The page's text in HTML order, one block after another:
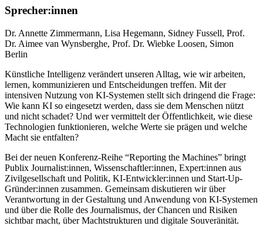
Sprecher:innen
Dr. Annette Zimmermann, Lisa Hegemann, Sidney Fussell, Prof.
Dr. Aimee van Wynsberghe, Prof. Dr. Wiebke Loosen, Simon
Berlin
Künstliche Intelligenz verändert unseren Alltag, wie wir arbeiten,
lernen, kommunizieren und Entscheidungen treffen. Mit der
intensiven Nutzung von KI-Systemen stellt sich dringend die Frage:
Wie kann KI so eingesetzt werden, dass sie dem Menschen nützt
und nicht schadet? Und wer vermittelt der Öffentlichkeit, wie diese
Technologien funktionieren, welche Werte sie prägen und welche
Macht sie entfalten?
Bei der neuen Konferenz-Reihe “Reporting the Machines” bringt
Publix Journalist:innen, Wissenschaftler:innen, Expert:innen aus
Zivilgesellschaft und Politik, KI-Entwickler:innen und Start-Up-
Gründer:innen zusammen. Gemeinsam diskutieren wir über
Verantwortung in der Gestaltung und Anwendung von KI-Systemen
und über die Rolle des Journalismus, der Chancen und Risiken
sichtbar macht, über Machtstrukturen und digitale Souveränität.